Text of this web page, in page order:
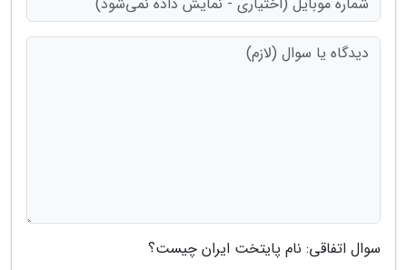
سوال اتفاقی: نام پایتخت ایران چیست؟